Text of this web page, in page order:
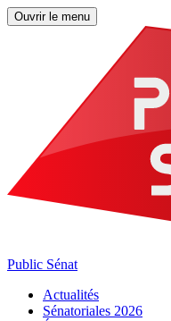
Ouvrir le menu
Public Sénat
Actualités
Sénatoriales 2026